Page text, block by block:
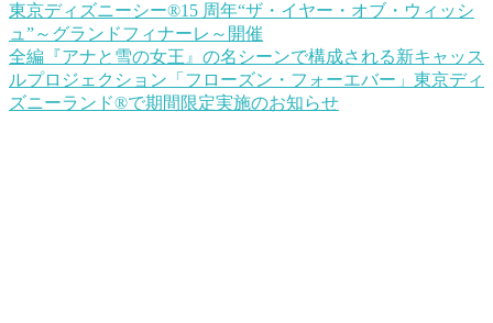
東京ディズニーシー®15 周年“ザ・イヤー・オブ・ウィッシ
ュ”～グランドフィナーレ～開催
全編『アナと雪の女王』の名シーンで構成される新キャッス
ルプロジェクション「フローズン・フォーエバー」東京ディ
ズニーランド®で期間限定実施のお知らせ